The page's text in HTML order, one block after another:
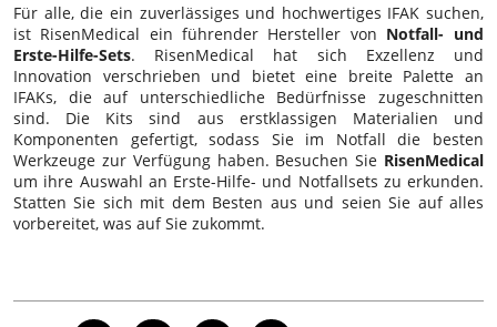
Für alle, die ein zuverlässiges und hochwertiges IFAK suchen,
ist RisenMedical ein führender Hersteller von Notfall- und
Erste-Hilfe-Sets. RisenMedical hat sich Exzellenz und
Innovation verschrieben und bietet eine breite Palette an
IFAKs, die auf unterschiedliche Bedürfnisse zugeschnitten
sind. Die Kits sind aus erstklassigen Materialien und
Komponenten gefertigt, sodass Sie im Notfall die besten
Werkzeuge zur Verfügung haben. Besuchen Sie RisenMedical
um ihre Auswahl an Erste-Hilfe- und Notfallsets zu erkunden.
Statten Sie sich mit dem Besten aus und seien Sie auf alles
vorbereitet, was auf Sie zukommt.